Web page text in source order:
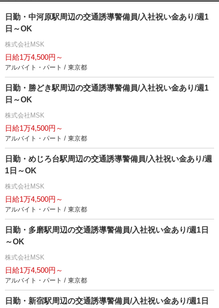
日勤・中河原駅周辺の交通誘導警備員/入社祝い金あり/週1
日～OK
株式会社MSK
日給1万4,500円～
アルバイト・パート / 東京都
日勤・勝どき駅周辺の交通誘導警備員/入社祝い金あり/週1
日～OK
株式会社MSK
日給1万4,500円～
アルバイト・パート / 東京都
日勤・めじろ台駅周辺の交通誘導警備員/入社祝い金あり/週
1日～OK
株式会社MSK
日給1万4,500円～
アルバイト・パート / 東京都
日勤・多磨駅周辺の交通誘導警備員/入社祝い金あり/週1日
～OK
株式会社MSK
日給1万4,500円～
アルバイト・パート / 東京都
日勤・新宿駅周辺の交通誘導警備員/入社祝い金あり/週1日